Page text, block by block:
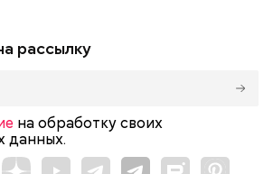
рассылку
на обработку своих
данных.